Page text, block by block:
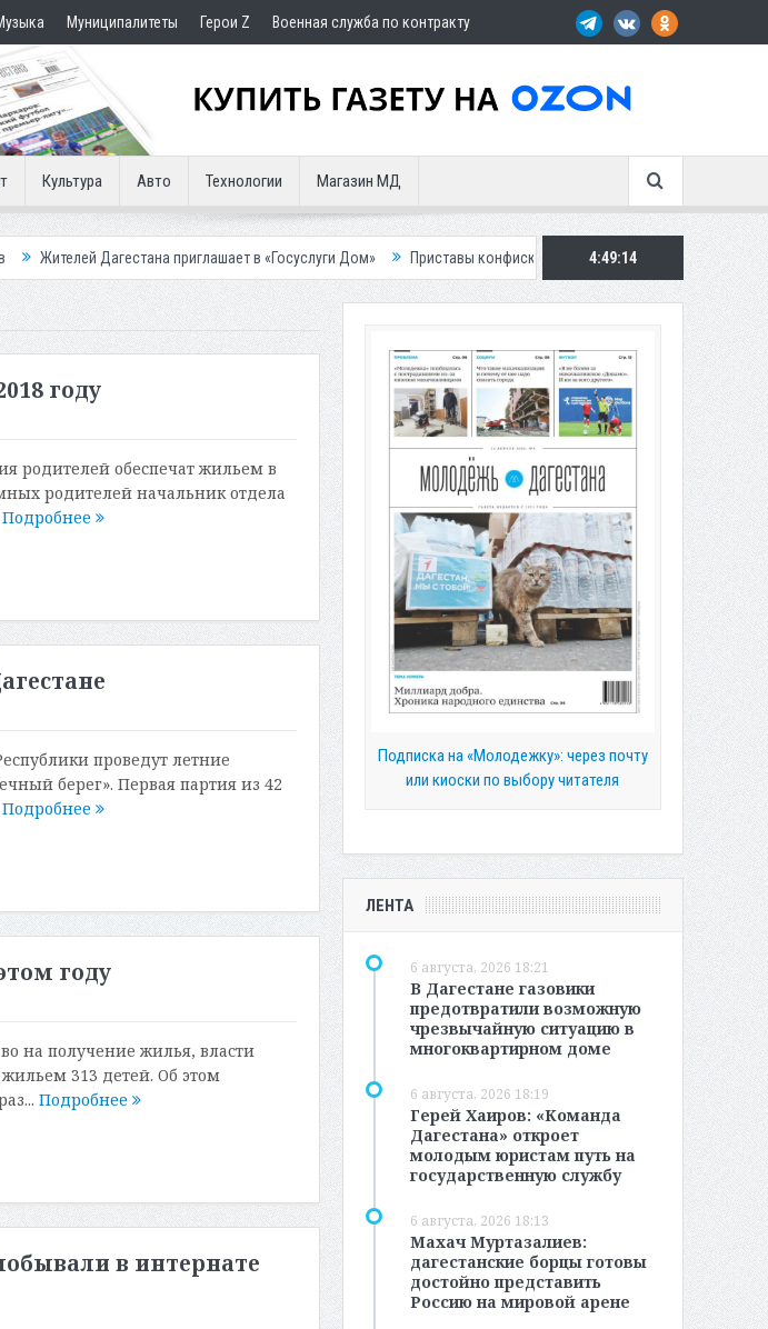
Муниципалитеты Герои Z Военная служба по контракту
Культура Авто Технологии Магазин МД
приглашает в «Госуслуги Дом» Приставы конфисковали двух бурых медведей у жителя Дагестана
4:49:15
году
родителей обеспечат жильем в
родителей начальник отдела
Подробнее
проведут летние
берег». Первая партия из 42
Подробнее
году
на получение жилья, власти
313 детей. Об этом
Подробнее
в интернате
Подписка на «Молодежку»: через почту
или киоски по выбору читателя
ЛЕНТА
6 августа, 2026 18:21
В Дагестане газовики
предотвратили возможную
чрезвычайную ситуацию в
многоквартирном доме
6 августа, 2026 18:19
Герей Хаиров: «Команда
Дагестана» откроет
молодым юристам путь на
государственную службу
6 августа, 2026 18:13
Махач Муртазалиев:
дагестанские борцы готовы
достойно представить
Россию на мировой арене